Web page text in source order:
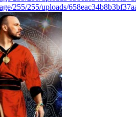
255/255/uploads/